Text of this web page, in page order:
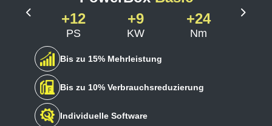
Previous +12
PS
+9
KW
+24
Nm
Bis zu 15% Mehrleistung
Bis zu 10% Verbrauchsreduzierung
Individuelle Software
Next